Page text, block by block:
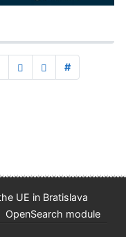
#
OpenSearch module